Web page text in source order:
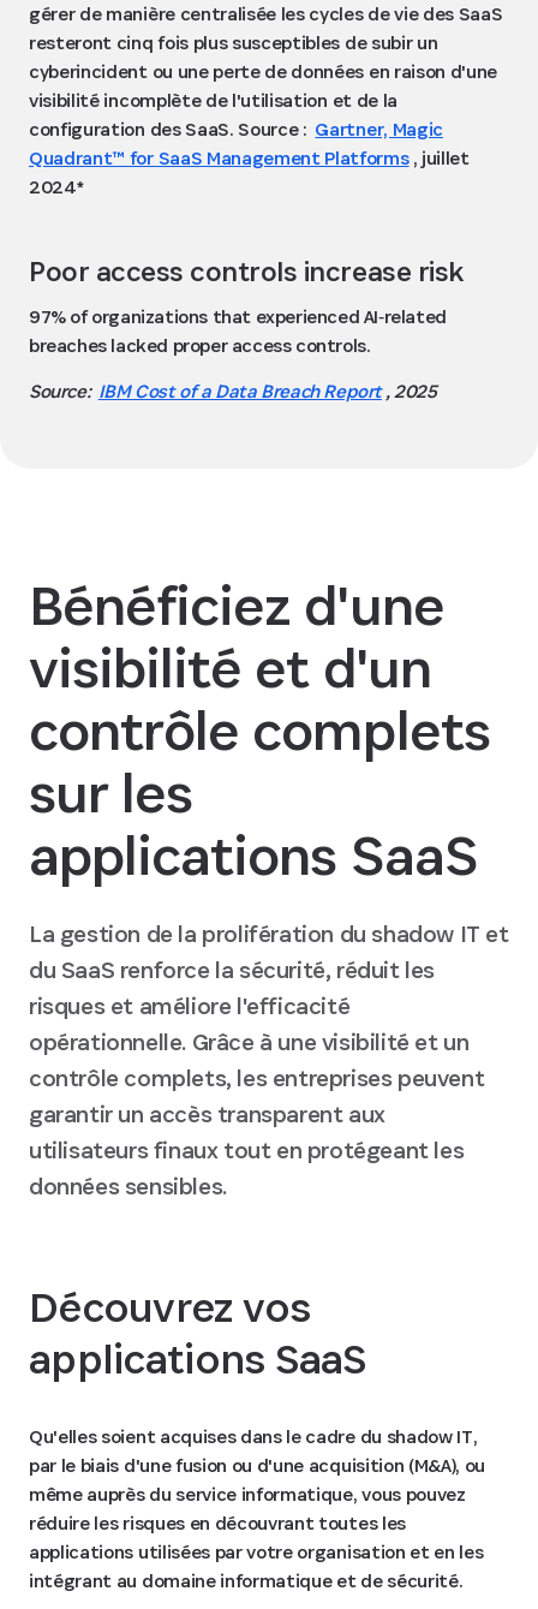
gérer de manière centralisée les cycles de vie des SaaS
resteront cinq fois plus susceptibles de subir un
cyberincident ou une perte de données en raison d'une
visibilité incomplète de l'utilisation et de la
configuration des SaaS. Source : Gartner, Magic
Quadrant™ for SaaS Management Platforms , juillet
2024*
Poor access controls increase risk
97% of organizations that experienced AI‑related
breaches lacked proper access controls.
Source: IBM Cost of a Data Breach Report, 2025
Bénéficiez d'une
visibilité et d'un
contrôle complets
sur les
applications SaaS
La gestion de la prolifération du shadow IT et
du SaaS renforce la sécurité, réduit les
risques et améliore l'efficacité
opérationnelle. Grâce à une visibilité et un
contrôle complets, les entreprises peuvent
garantir un accès transparent aux
utilisateurs finaux tout en protégeant les
données sensibles.
Découvrez vos
applications SaaS
Qu'elles soient acquises dans le cadre du shadow IT,
par le biais d'une fusion ou d'une acquisition (M&A), ou
même auprès du service informatique, vous pouvez
réduire les risques en découvrant toutes les
applications utilisées par votre organisation et en les
intégrant au domaine informatique et de sécurité.